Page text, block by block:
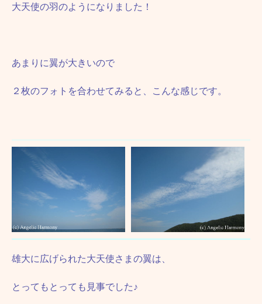
大天使の羽のようになりました！
あまりに翼が大きいので
２枚のフォトを合わせてみると、こんな感じです。
雄大に広げられた大天使さまの翼は、
とってもとっても見事でした♪